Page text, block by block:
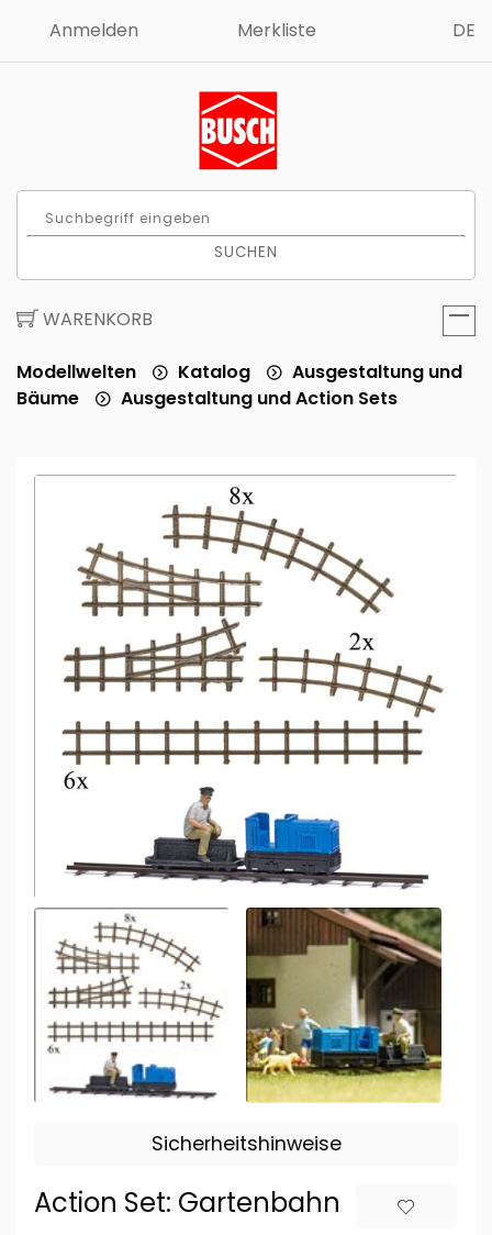
Anmelden Merkliste DE
SUCHEN
WARENKORB
Modellwelten Katalog
Ausgestaltung und
Bäume
Ausgestaltung und Action Sets
Sicherheitshinweise
Action Set: Gartenbahn